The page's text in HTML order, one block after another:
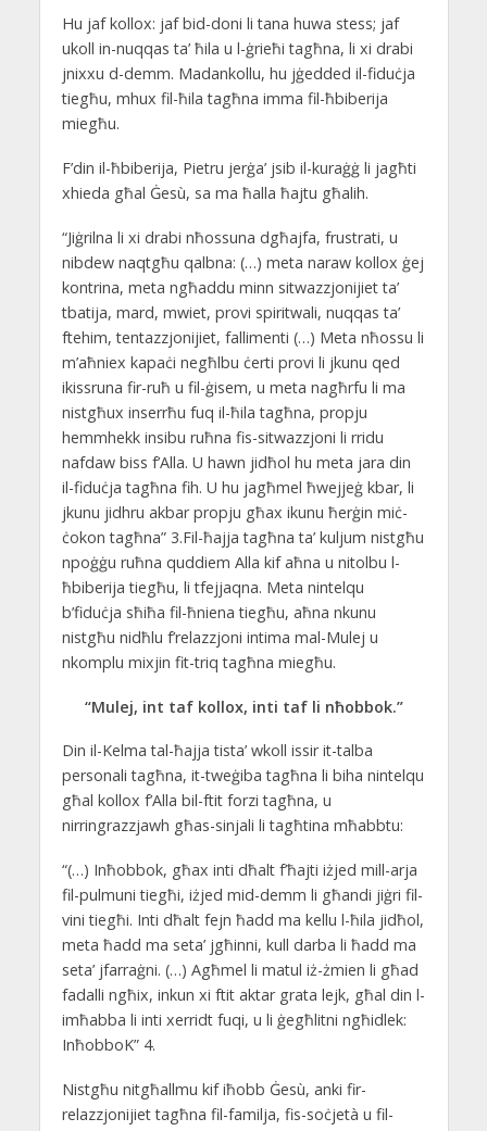
Hu jaf kollox: jaf bid-doni li tana huwa stess; jaf
ukoll in-nuqqas ta’ ħila u l-ġrieħi tagħna, li xi drabi
jnixxu d-demm. Madankollu, hu jġedded il-fiduċja
tiegħu, mhux fil-ħila tagħna imma fil-ħbiberija
miegħu.
F’din il-ħbiberija, Pietru jerġa’ jsib il-kuraġġ li jagħti
xhieda għal Ġesù, sa ma ħalla ħajtu għalih.
“Jiġrilna li xi drabi nħossuna dgħajfa, frustrati, u
nibdew naqtgħu qalbna: (…) meta naraw kollox ġej
kontrina, meta ngħaddu minn sitwazzjonijiet ta’
tbatija, mard, mwiet, provi spiritwali, nuqqas ta’
ftehim, tentazzjonijiet, fallimenti (…) Meta nħossu li
m’aħniex kapaċi negħlbu ċerti provi li jkunu qed
ikissruna fir-ruħ u fil-ġisem, u meta nagħrfu li ma
nistgħux inserrħu fuq il-ħila tagħna, propju
hemmhekk insibu ruħna fis-sitwazzjoni li rridu
nafdaw biss f’Alla. U hawn jidħol hu meta jara din
il-fiduċja tagħna fih. U hu jagħmel ħwejjeġ kbar, li
jkunu jidhru akbar propju għax ikunu ħerġin miċ-
ċokon tagħna” 3.Fil-ħajja tagħna ta’ kuljum nistgħu
npoġġu ruħna quddiem Alla kif aħna u nitolbu l-
ħbiberija tiegħu, li tfejjaqna. Meta nintelqu
b’fiduċja sħiħa fil-ħniena tiegħu, aħna nkunu
nistgħu nidħlu f’relazzjoni intima mal-Mulej u
nkomplu mixjin fit-triq tagħna miegħu.
“Mulej, int taf kollox, inti taf li nħobbok.”
Din il-Kelma tal-ħajja tista’ wkoll issir it-talba
personali tagħna, it-tweġiba tagħna li biha nintelqu
għal kollox f’Alla bil-ftit forzi tagħna, u
nirringrazzjawh għas-sinjali li tagħtina mħabbtu:
“(…) Inħobbok, għax inti dħalt f’ħajti iżjed mill-arja
fil-pulmuni tiegħi, iżjed mid-demm li għandi jiġri fil-
vini tiegħi. Inti dħalt fejn ħadd ma kellu l-ħila jidħol,
meta ħadd ma seta’ jgħinni, kull darba li ħadd ma
seta’ jfarraġni. (…) Agħmel li matul iż-żmien li għad
fadalli ngħix, inkun xi ftit aktar grata lejk, għal din l-
imħabba li inti xerridt fuqi, u li ġegħlitni ngħidlek:
InħobboK” 4.
Nistgħu nitgħallmu kif iħobb Ġesù, anki fir-
relazzjonijiet tagħna fil-familja, fis-soċjetà u fil-